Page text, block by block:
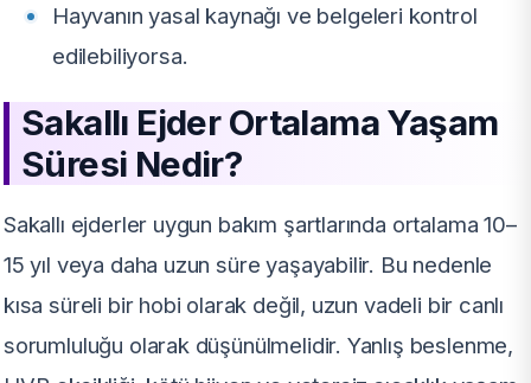
Hayvanın yasal kaynağı ve belgeleri kontrol
edilebiliyorsa.
Sakallı Ejder Ortalama Yaşam
Süresi Nedir?
Sakallı ejderler uygun bakım şartlarında ortalama 10–
15 yıl veya daha uzun süre yaşayabilir. Bu nedenle
kısa süreli bir hobi olarak değil, uzun vadeli bir canlı
sorumluluğu olarak düşünülmelidir. Yanlış beslenme,